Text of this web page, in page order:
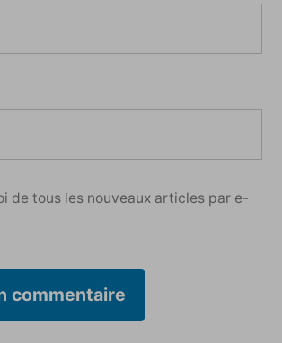
de tous les nouveaux articles par e-